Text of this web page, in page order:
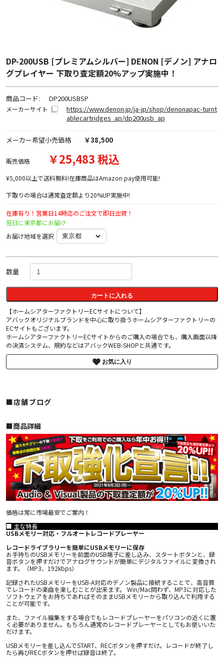
DP-200USB [プレミアムシルバー] DENON [デノン] アナロ
グプレイヤー 下取り査定額20%アップ実施中！
商品コード: DP200USBSP
メーカーサイト
https://www.denon.jp/ja-jp/shop/denonapac-turnt
ablecartridges_ap/dp200usb_ap
メーカー希望小売価格 ￥38,500
販売価格 ￥25,483 税込
¥5,000以上で送料無料!在庫商品はAmazon pay使用可能!
下取りの場合は通常査定額より20%UP実施中!
在庫有り！営業日14時迄のご注文で即日出荷！
翌日に東京都にお届け
お届け地域を選択
数量
カートに入れる
【ホームシアターファクトリーECサイトについて】
アバックオリジナルブランドを中心に取り扱うホームシアターファクトリーの
ECサイトもございます。
ホームシアターファクトリーECサイトからのご購入の場合でも、購入画面以降
の決済システム、規約などはアバックWEB-SHOPと共通です。
お気に入り
■店舗ブログ
■︎商品詳細
価格は常に市場最安でご案内！
■ 主な特長
USBメモリー対応・フルオートレコードプレーヤー
レコードライブラリーを簡単にUSBメモリーに保存
お手持ちのUSBメモリーを前面のUSB端子に差し込み、スタートボタンと、録
音ボタンを押すだけでアナログサウンドが簡単にデジタルファイルに変換され
ます。（MP3、192kbps）
記録されたUSBメモリーをUSB-A対応のデノン製品に接続することで、高音質
でレコードの楽曲を楽しむことが出来ます。 Win/Mac問わず、MP3に対応した
ソフトウェアをお持ちであればそのままUSBメモリーから取り込んで利用する
ことが可能です。
また、ファイル編集をする場合でもレコードプレーヤーをパソコンの近くに置
く必要がありません。もちろん通常のレコードプレーヤーとしてもお使いいた
だけます。
USBメモリーを差し込んでSTART、RECボタンを押すだけ。レコードが終了し
たら再びRECボタンを押せば録音は終了。